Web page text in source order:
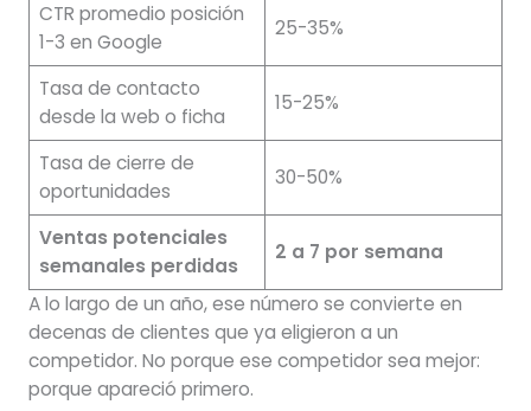
CTR promedio posición
1-3 en Google
25-35%
Tasa de contacto
desde la web o ficha
15-25%
Tasa de cierre de
oportunidades
30-50%
Ventas potenciales
semanales perdidas
2 a 7 por semana
A lo largo de un año, ese número se convierte en
decenas de clientes que ya eligieron a un
competidor. No porque ese competidor sea mejor:
porque apareció primero.